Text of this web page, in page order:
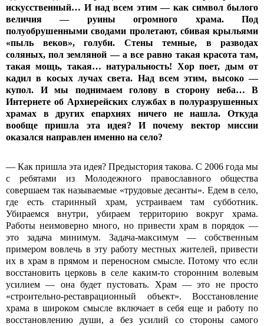
искусственный… И над всем этим — как символ былого
величия — руины огромного храма. Под
полуобрушенными сводами пролетают, сбивая крыльями
«пыль веков», голуби. Стены темные, в разводах
соляных, пол земляной — а все равно такая красота там,
такая мощь, такая… натуральность! Хор поет, дым от
кадил в косых лучах света. Над всем этим, высоко —
купол. И мы поднимаем голову в сторону неба… В
Интернете об Архиерейских службах в полуразрушенных
храмах в других епархиях ничего не нашла. Откуда
вообще пришла эта идея? И почему вектор миссии
оказался направлен именно на село?
— Как пришла эта идея? Предыстория такова. С 2006 года мы
с ребятами из Молодежного православного общества
совершаем так называемые «трудовые десанты». Едем в село,
где есть старинный храм, устраиваем там субботник.
Убираемся внутри, убираем территорию вокруг храма.
Работы неимоверно много, но привести храм в порядок —
это задача минимум. Задача-максимум — собственным
примером вовлечь в эту работу местных жителей, привести
их в храм в прямом и переносном смысле. Потому что если
восстановить церковь в селе каким-то сторонним волевым
усилием — она будет пустовать. Храм — это не просто
«строительно-реставрационный объект». Восстановление
храма в широком смысле включает в себя еще и работу по
восстановлению души, а без усилий со стороны самого